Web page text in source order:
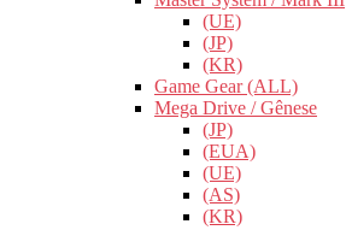
(UE)
(JP)
(KR)
Game Gear (ALL)
Mega Drive / Gênese
(JP)
(EUA)
(UE)
(AS)
(KR)